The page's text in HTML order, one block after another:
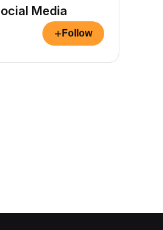
Media
+ Follow